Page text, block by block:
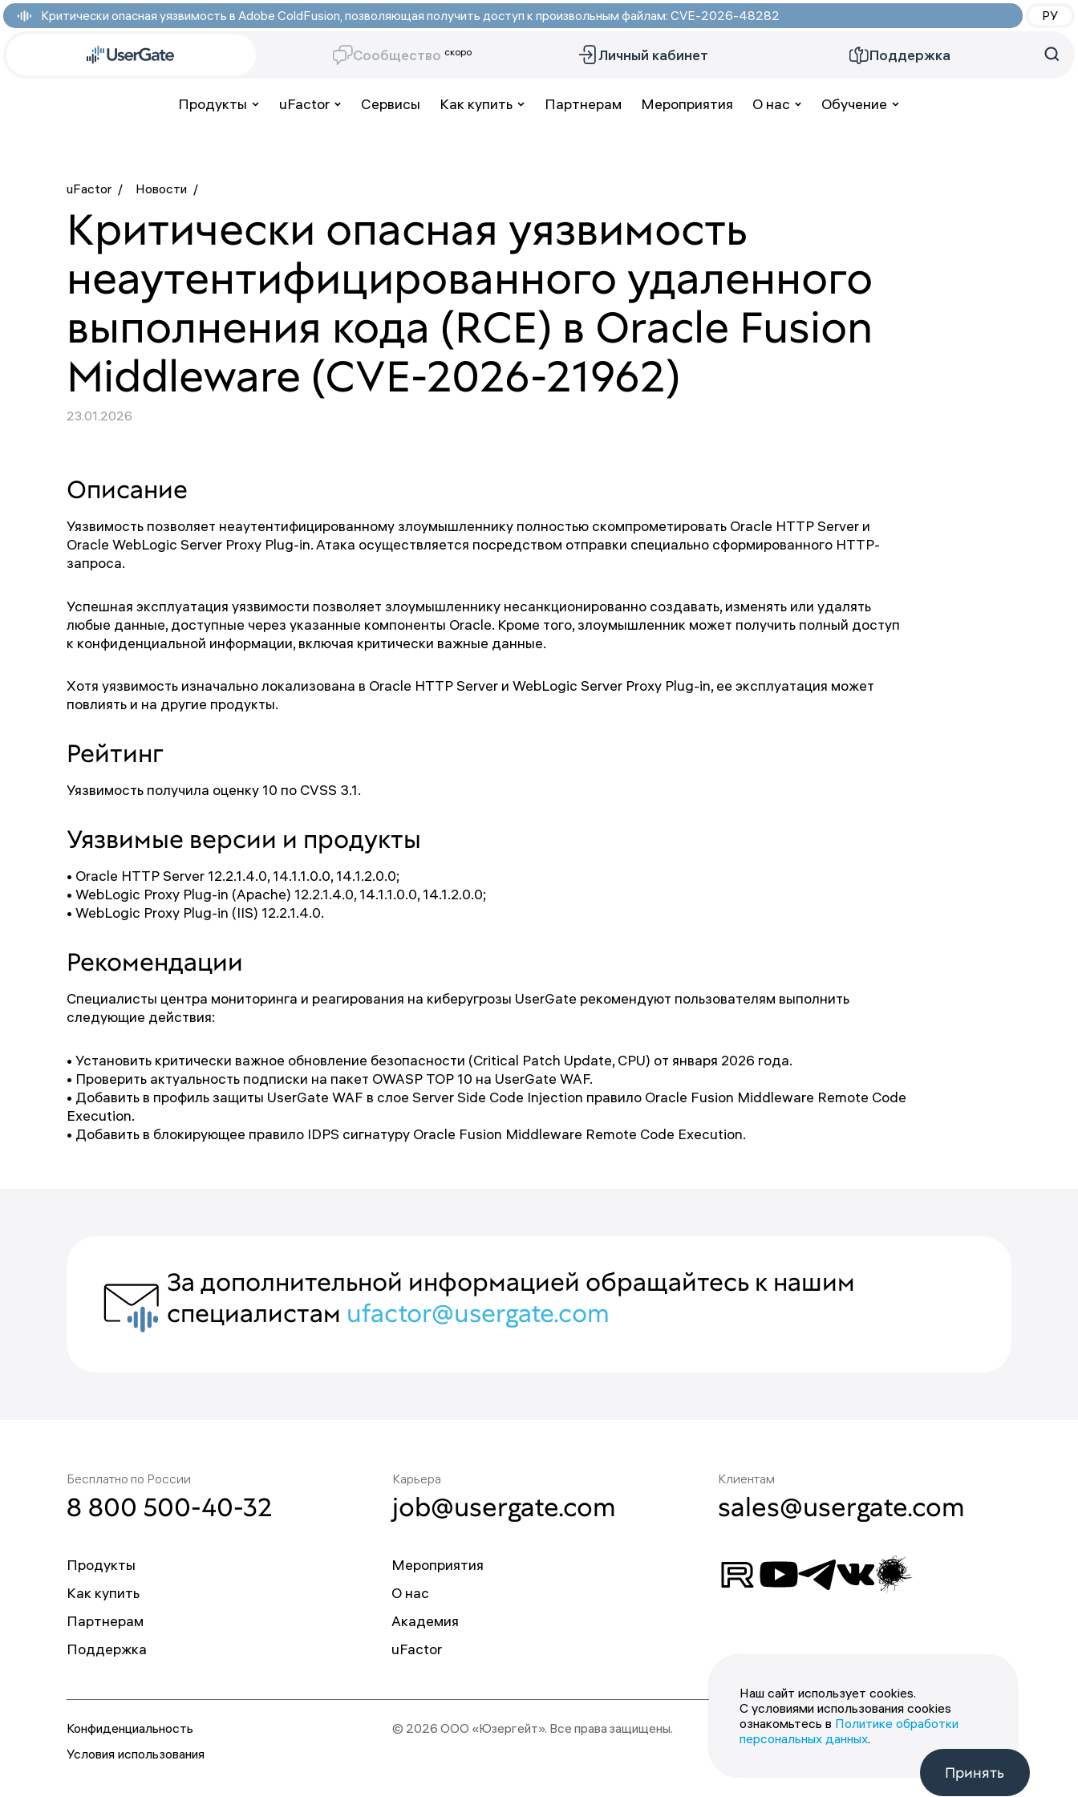
Критически опасная уязвимость в Adobe ColdFusion, позволяющая получить доступ к произвольным файлам: CVE-2026-48282 РУ
Сообщество скоро Личный кабинет Поддержка
Продукты uFactor Сервисы Как купить Партнерам Мероприятия О нас Обучение
uFactor / Новости /
Критически опасная уязвимость
неаутентифицированного удаленного
выполнения кода (RCE) в Oracle Fusion
Middleware (CVE-2026-21962)
23.01.2026
Описание
Уязвимость позволяет неаутентифицированному злоумышленнику полностью скомпрометировать Oracle HTTP Server и
Oracle WebLogic Server Proxy Plug-in. Атака осуществляется посредством отправки специально сформированного HTTP-
запроса.
Успешная эксплуатация уязвимости позволяет злоумышленнику несанкционированно создавать, изменять или удалять
любые данные, доступные через указанные компоненты Oracle. Кроме того, злоумышленник может получить полный доступ
к конфиденциальной информации, включая критически важные данные.
Хотя уязвимость изначально локализована в Oracle HTTP Server и WebLogic Server Proxy Plug-in, ее эксплуатация может
повлиять и на другие продукты.
Рейтинг
Уязвимость получила оценку 10 по CVSS 3.1.
Уязвимые версии и продукты
• Oracle HTTP Server 12.2.1.4.0, 14.1.1.0.0, 14.1.2.0.0;
• WebLogic Proxy Plug-in (Apache) 12.2.1.4.0, 14.1.1.0.0, 14.1.2.0.0;
• WebLogic Proxy Plug-in (IIS) 12.2.1.4.0.
Рекомендации
Специалисты центра мониторинга и реагирования на киберугрозы UserGate рекомендуют пользователям выполнить
следующие действия:
• Установить критически важное обновление безопасности (Critical Patch Update, CPU) от января 2026 года.
• Проверить актуальность подписки на пакет OWASP TOP 10 на UserGate WAF.
• Добавить в профиль защиты UserGate WAF в слое Server Side Code Injection правило Oracle Fusion Middleware Remote Code
Execution.
• Добавить в блокирующее правило IDPS сигнатуру Oracle Fusion Middleware Remote Code Execution.
За дополнительной информацией обращайтесь к нашим
специалистам ufactor@usergate.com
Бесплатно по России
8 800 500-40-32
Карьера
job@usergate.com
Клиентам
sales@usergate.com
Продукты
Как купить
Партнерам
Поддержка
Мероприятия
О нас
Академия
uFactor
Конфиденциальность
Условия использования
© 2026 ООО «Юзергейт». Все права защищены.
Наш сайт использует cookies.
С условиями использования cookies
ознакомьтесь в Политике обработки
персональных данных.
Принять